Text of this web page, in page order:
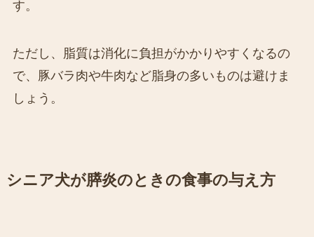
す。
ただし、脂質は消化に負担がかかりやすくなるの
で、豚バラ肉や牛肉など脂身の多いものは避けま
しょう。
シニア犬が膵炎のときの食事の与え方